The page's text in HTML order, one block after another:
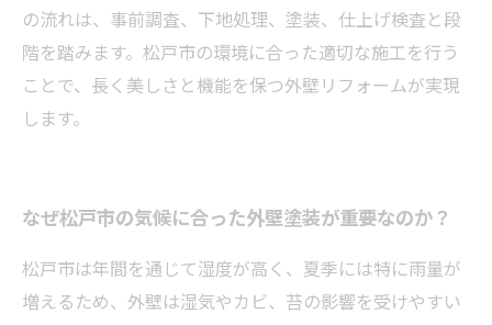
の流れは、事前調査、下地処理、塗装、仕上げ検査と段
階を踏みます。松戸市の環境に合った適切な施工を行う
ことで、長く美しさと機能を保つ外壁リフォームが実現
します。
なぜ松戸市の気候に合った外壁塗装が重要なのか？
松戸市は年間を通じて湿度が高く、夏季には特に雨量が
増えるため、外壁は湿気やカビ、苔の影響を受けやすい